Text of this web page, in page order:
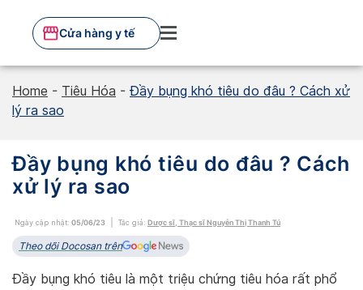
content
Cửa hàng y tế
Home - Tiêu Hóa - Đầy bụng khó tiêu do đâu ? Cách xử
lý ra sao
Đầy bụng khó tiêu do đâu ? Cách
xử lý ra sao
Ngày cập nhật: 05/06/23 Tác giả: Dược sĩ, Thạc sĩ Nguyễn Thị Thanh Tú
Theo dõi Docosan trên
Đầy bụng khó tiêu là một triệu chứng tiêu hóa rất phổ